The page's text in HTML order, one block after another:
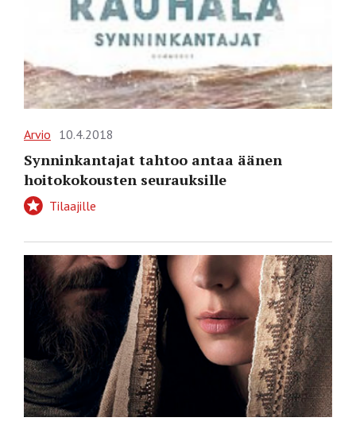
Arvio 10.4.2018
Synninkantajat tahtoo antaa äänen
hoitokokousten seurauksille
Tilaajille